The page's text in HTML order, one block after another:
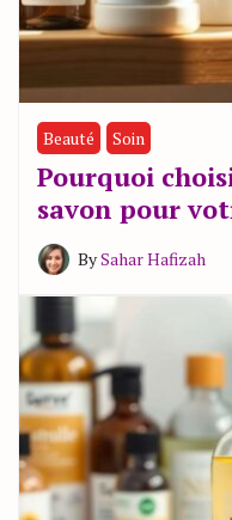
Beauté Soin
Pourquoi
savon pour
BySahar Hafizah